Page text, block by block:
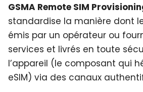
GSMA Remote SIM
standardise la manière dont
émis par un opérateur ou
services et livrés en toute
l’appareil (le composant qui
eSIM) via des canaux